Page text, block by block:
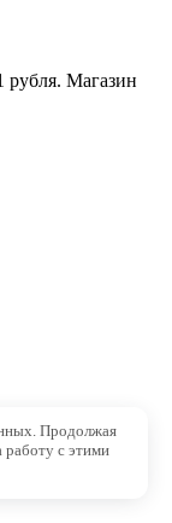
рубля. Магазин
Продолжая
работу с этими